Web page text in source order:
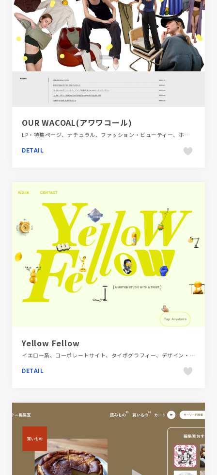
OUR WACOAL(アワワコール)
LP・特集ページ、ナチュラル、ファッション・ビューティー、ホワイト系、大きめ写真
DETAIL
Yellow Fellow
イエロー系、コーポレートサイト、タイポグラフィー、デザイン・アート・音楽・文芸、ポップ、海外サイト
DETAIL